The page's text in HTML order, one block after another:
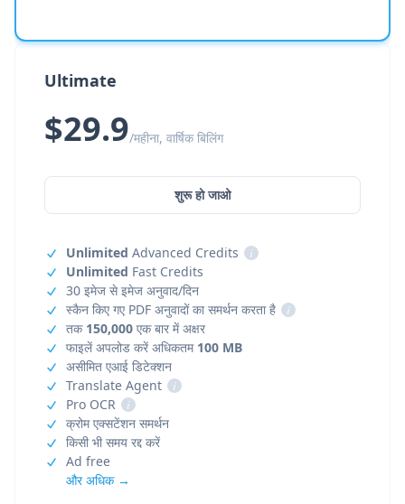
Ultimate
$29.9/महीना, वार्षिक बिलिंग
शुरू हो जाओ
Unlimited Advanced Credits
i
Unlimited Fast Credits
30 इमेज से इमेज अनुवाद/दिन
स्कैन किए गए PDF अनुवादों का समर्थन करता है
i
तक 150,000 एक बार में अक्षर
फाइलें अपलोड करें अधिकतम 100 MB
असीमित एआई डिटेक्शन
Translate Agent
i
Pro OCR
i
क्रोम एक्सटेंशन समर्थन
किसी भी समय रद्द करें
Ad free
और अधिक →